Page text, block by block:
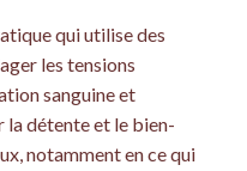
qui utilise des
les tensions
sanguine et
la détente et le bien-
notamment en ce qui